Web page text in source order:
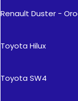
Renault Duster -
Toyota Hilux
Toyota SW4